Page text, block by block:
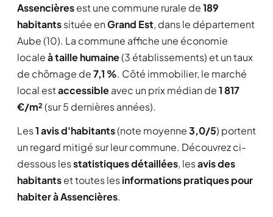
Assencièresest une commune rurale de189
habitantssituée enGrand Est, dans le département
Aube (10). La commune affiche une économie
localeà taille humaine(3 établissements) et un taux
de chômage de7,1 %. Côté immobilier, le marché
local estaccessibleavec un prix médian de1 817
€/m²(sur 5 dernières années).
Les1 avis d'habitants(note moyenne3,0/5) portent
un regard mitigé sur leur commune. Découvrez ci-
dessous lesstatistiques détaillées, lesavis des
habitantset toutes lesinformations pratiques pour
habiter à Assencières.